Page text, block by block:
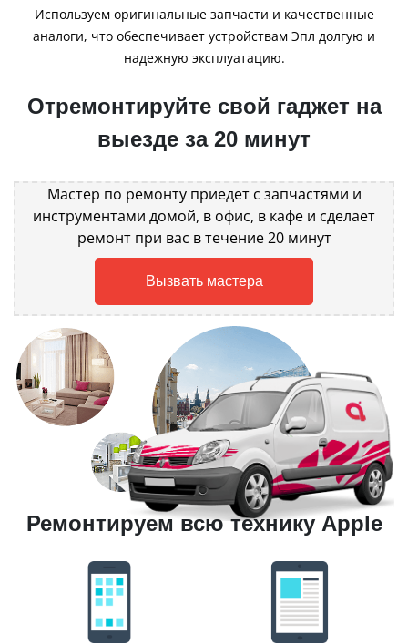
Используем оригинальные запчасти и качественные
аналоги, что обеспечивает устройствам Эпл долгую и
надежную эксплуатацию.
Отремонтируйте свой гаджет на
выезде за 20 минут
Мастер по ремонту приедет с запчастями и
инструментами домой, в офис, в кафе и сделает
ремонт при вас в течение 20 минут
Вызвать мастера
Ремонтируем всю технику Apple